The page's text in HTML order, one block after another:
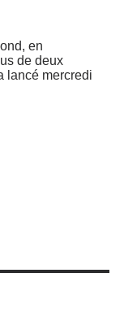
en
de deux
lancé mercredi